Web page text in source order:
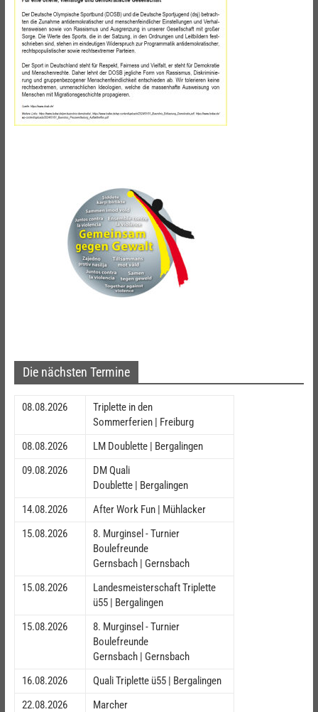
Die nächsten Termine
08.08.2026
Triplette in den
Sommerferien | Freiburg
08.08.2026
LM Doublette | Bergalingen
09.08.2026
DM Quali
Doublette | Bergalingen
14.08.2026
After Work Fun | Mühlacker
15.08.2026
8. Murginsel - Turnier
Boulefreunde
Gernsbach | Gernsbach
15.08.2026
Landesmeisterschaft Triplette
ü55 | Bergalingen
15.08.2026
8. Murginsel - Turnier
Boulefreunde
Gernsbach | Gernsbach
16.08.2026
Quali Triplette ü55 | Bergalingen
22.08.2026
Marcher